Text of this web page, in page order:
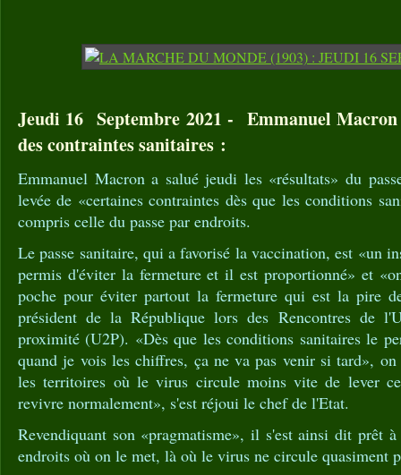
Jeudi 16 Septembre 2021 - Emmanuel
des contraintes sanitaires :
Emmanuel Macron a salué jeudi les «résultats» du
levée de «certaines contraintes dès que les conditions
compris celle du passe par endroits.
Le passe sanitaire, qui a favorisé la vaccination, est «un
permis d'éviter la fermeture et il est proportionné» et
poche pour éviter partout la fermeture qui est la pire
président de la République lors des Rencontres de
proximité (U2P). «Dès que les conditions sanitaires le
quand je vois les chiffres, ça ne va pas venir si tard»,
les territoires où le virus circule moins vite de lever
revivre normalement», s'est réjoui le chef de l'Etat.
Revendiquant son «pragmatisme», il s'est ainsi dit prêt
endroits où on le met, là où le virus ne circule quasiment